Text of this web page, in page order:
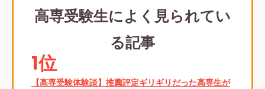
高専受験生によく見られてい
る記事
1位
【高専受験体験談】推薦評定ギリギリだった高専生が